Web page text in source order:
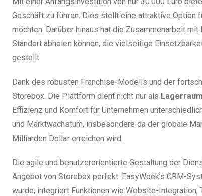
Geschäft zu führen. Dies stellt eine attraktive Option
möchten. Darüber hinaus hat die Zusammenarbeit
Standort abholen können, die vielseitige
gestellt.
Dank des robusten Franchise-Modells und der
Storebox. Die Plattform dient nicht nur als
Effizienz und Komfort für Unternehmen
und Marktwachstum, insbesondere da der globale
Milliarden Dollar erreichen wird.
Die agile und benutzerorientierte Gestaltung der
Angebot von Storebox perfekt. EasyWeek’s CRM-
wurde, integriert Funktionen wie Website-